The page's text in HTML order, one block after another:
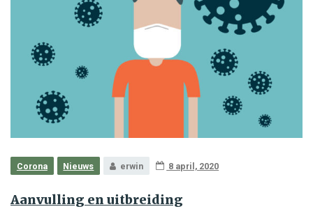
Corona Nieuws erwin 8 april, 2020
Aanvulling en uitbreiding